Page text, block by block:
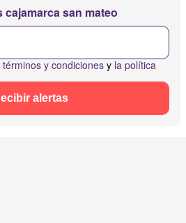
san mateo
términos y condiciones y la política
alertas